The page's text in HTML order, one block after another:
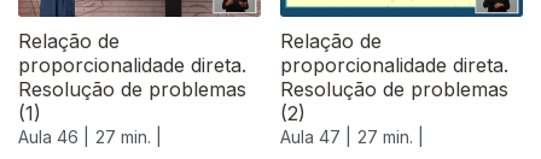
Relação de
proporcionalidade direta.
Resolução de problemas
(1)
Aula 46 |
27 min. |
Relação de
proporcionalidade direta.
Resolução de problemas
(2)
Aula 47 |
27 min. |